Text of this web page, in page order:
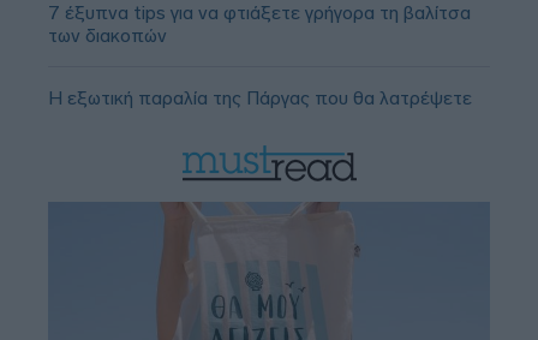
7 έξυπνα tips για να φτιάξετε γρήγορα τη βαλίτσα
των διακοπών
Η εξωτική παραλία της Πάργας που θα λατρέψετε